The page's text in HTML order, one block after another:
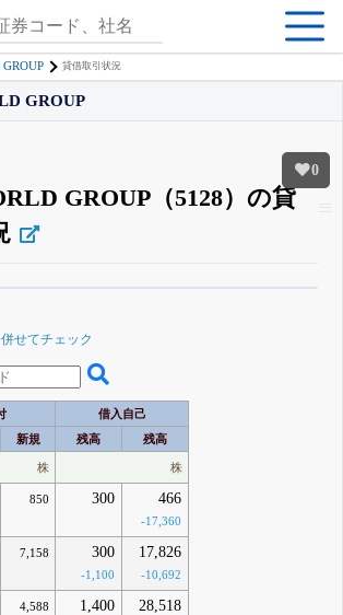
貸借取引状況
0
GROUP
GROUP（5128）の貸
30%OFFと米株版の先行利用も付きます
せてチェック
借入自己
新規 残高 残高
株 株
850 300 466
-17,360
7,158 300
-1,100
17,826
-10,692
4,588 1,400 28,518